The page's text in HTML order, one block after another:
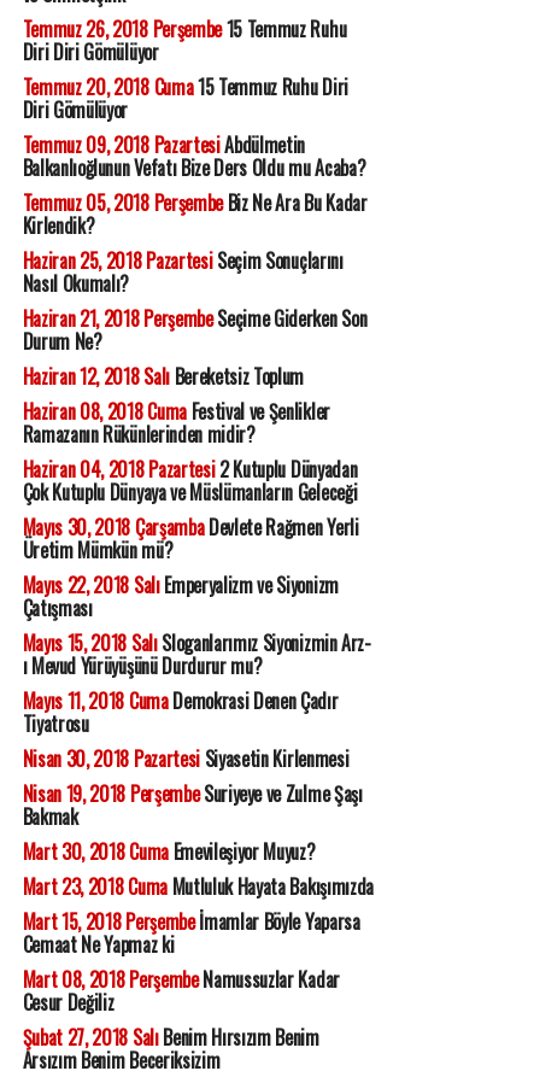
Temmuz 26, 2018 Perşembe15 Temmuz Ruhu
Diri Diri Gömülüyor
Temmuz 20, 2018 Cuma15 Temmuz Ruhu Diri
Diri Gömülüyor
Temmuz 09, 2018 PazartesiAbdülmetin
Balkanlıoğlunun Vefatı Bize Ders Oldu mu Acaba?
Temmuz 05, 2018 PerşembeBiz Ne Ara Bu Kadar
Kirlendik?
Haziran 25, 2018 PazartesiSeçim Sonuçlarını
Nasıl Okumalı?
Haziran 21, 2018 PerşembeSeçime Giderken Son
Durum Ne?
Haziran 12, 2018 SalıBereketsiz Toplum
Haziran 08, 2018 CumaFestival ve Şenlikler
Ramazanın Rükünlerinden midir?
Haziran 04, 2018 Pazartesi2 Kutuplu Dünyadan
Çok Kutuplu Dünyaya ve Müslümanların Geleceği
Mayıs 30, 2018 ÇarşambaDevlete Rağmen Yerli
Üretim Mümkün mü?
Mayıs 22, 2018 SalıEmperyalizm ve Siyonizm
Çatışması
Mayıs 15, 2018 SalıSloganlarımız Siyonizmin Arz-
ı Mevud Yürüyüşünü Durdurur mu?
Mayıs 11, 2018 CumaDemokrasi Denen Çadır
Tiyatrosu
Nisan 30, 2018 PazartesiSiyasetin Kirlenmesi
Nisan 19, 2018 PerşembeSuriyeye ve Zulme Şaşı
Bakmak
Mart 30, 2018 CumaEmevileşiyor Muyuz?
Mart 23, 2018 CumaMutluluk Hayata Bakışımızda
Mart 15, 2018 Perşembeİmamlar Böyle Yaparsa
Cemaat Ne Yapmaz ki
Mart 08, 2018 PerşembeNamussuzlar Kadar
Cesur Değiliz
Şubat 27, 2018 SalıBenim Hırsızım Benim
Arsızım Benim Beceriksizim